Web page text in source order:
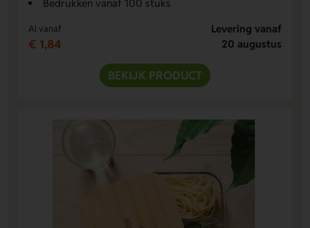
Bedrukken vanaf 100 stuks
Al vanaf
€ 1,84
Levering vanaf
20 augustus
BEKIJK PRODUCT